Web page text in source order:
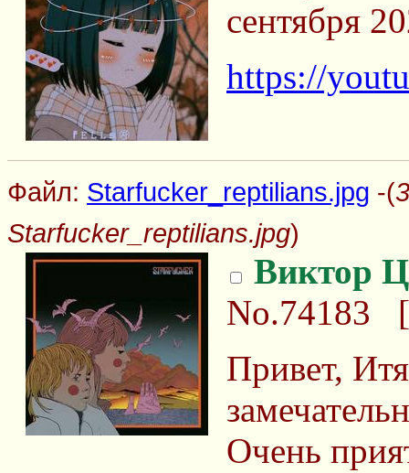
сентября
https://
Файл: Starfucker_reptilians.jpg -(
Starfucker_reptilians.jpg)
Виктор
No.74183 [
Привет,
Очень